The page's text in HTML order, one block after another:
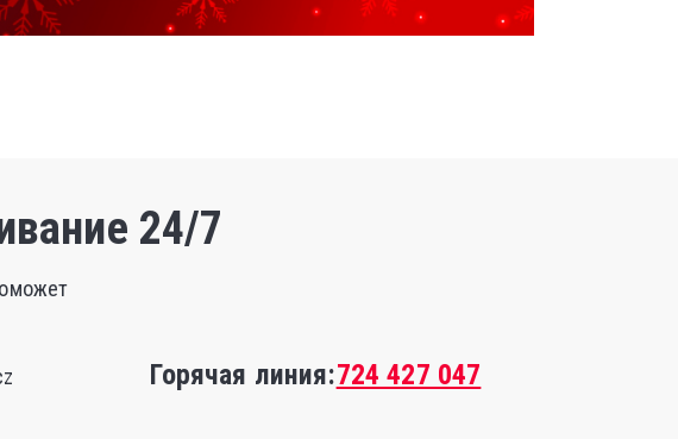
24/7
Горячая линия:724 427 047